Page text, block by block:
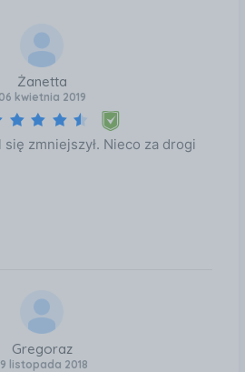
prawidłowego stanu zdrowia
Nie należy przekraczać
w ciągu dnia. Preparat
jako substytut
Przechowywać w miejscu
pokojowej, w sposób
dzieci. Zawartość netto 60
Żanetta
06 kwietnia 2019
się zmniejszył. Nieco za drogi
Gregoraz
listopada 2018